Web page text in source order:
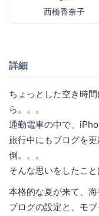
西橋香奈子
詳細
ちょっとした空き時
ら。。。
通勤電車の中で、
旅行中にもブログを
倒。。。
そんな思いをしたこ
本格的な夏が来て、
ブログの設定と、モ